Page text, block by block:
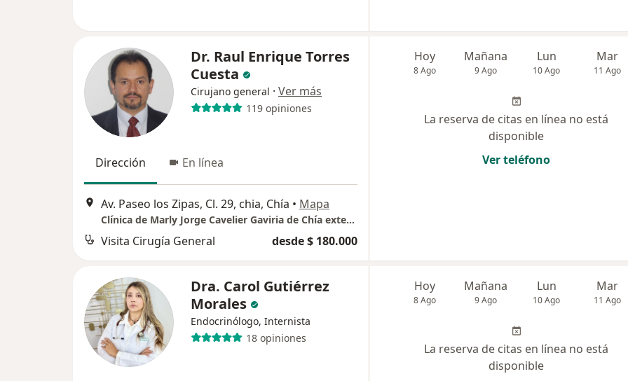
Dr. Raul Enrique Torres
Cuesta
Cirujano general · Ver más
119 opiniones
Dirección En línea
Av. Paseo los Zipas, Cl. 29, chia, Chía • Mapa
Clínica de Marly Jorge Cavelier Gaviria de Chía extension 9353
Visita Cirugía General desde $ 180.000
Hoy
8 Ago
Mañana
9 Ago
Lun
10 Ago
Mar
11 Ago
La reserva de citas en línea no está
disponible
Ver teléfono
Dra. Carol Gutiérrez
Morales
Endocrinólogo, Internista
18 opiniones
Hoy
8 Ago
Mañana
9 Ago
Lun
10 Ago
Mar
11 Ago
La reserva de citas en línea no está
disponible